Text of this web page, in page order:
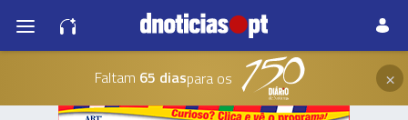
Faltam 65 diaspara os ×